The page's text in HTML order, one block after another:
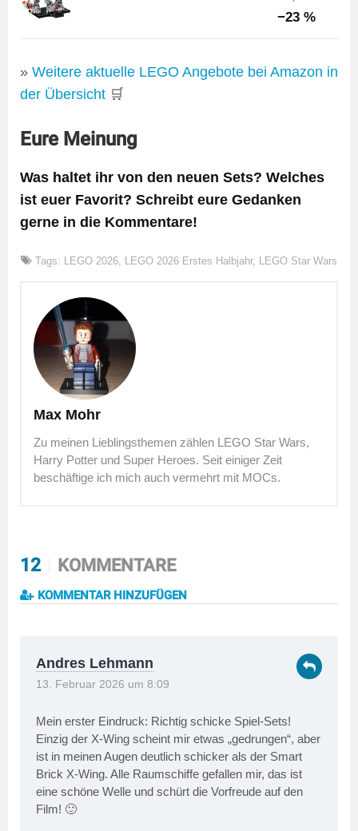
−23 %
» Weitere aktuelle LEGO Angebote bei Amazon in
der Übersicht 🛒
Eure Meinung
Was haltet ihr von den neuen Sets? Welches
ist euer Favorit? Schreibt eure Gedanken
gerne in die Kommentare!
Tags: LEGO 2026, LEGO 2026 Erstes Halbjahr, LEGO Star Wars
Max Mohr
Zu meinen Lieblingsthemen zählen LEGO Star Wars,
Harry Potter und Super Heroes. Seit einiger Zeit
beschäftige ich mich auch vermehrt mit MOCs.
12 KOMMENTARE
KOMMENTAR HINZUFÜGEN
Andres Lehmann
13. Februar 2026 um 8:09
Mein erster Eindruck: Richtig schicke Spiel-Sets!
Einzig der X-Wing scheint mir etwas „gedrungen“, aber
ist in meinen Augen deutlich schicker als der Smart
Brick X-Wing. Alle Raumschiffe gefallen mir, das ist
eine schöne Welle und schürt die Vorfreude auf den
Film! 🙂